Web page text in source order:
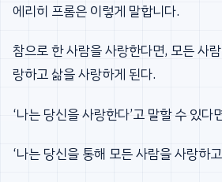
에리히 프롬은 이렇게 말합니다.
참으로 한 사람을 사랑한다면, 모든 사
랑하고 삶을 사랑하게 된다.
‘나는 당신을 사랑한다’고 말할 수 있다
‘나는 당신을 통해 모든 사람을 사랑하고